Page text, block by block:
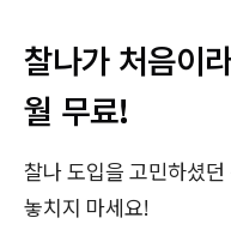
찰나가 처음이
월 무료!
찰나 도입을 고민하셨
놓치지 마세요!